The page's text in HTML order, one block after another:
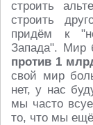
строить
строить
придём к
Запада". Мир
против 1
свой мир
нет, у нас
мы часто
то, что мы